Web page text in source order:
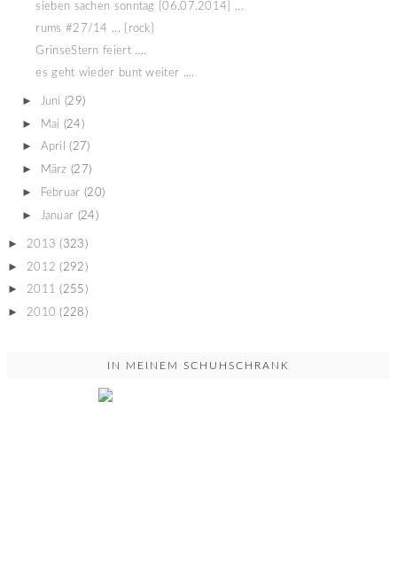
sieben sachen sonntag {06.07.2014} ...
rums #27/14 ... {rock}
GrinseStern feiert ....
es geht wieder bunt weiter ....
► Juni (29)
► Mai (24)
► April (27)
► März (27)
► Februar (20)
► Januar (24)
► 2013 (323)
► 2012 (292)
► 2011 (255)
► 2010 (228)
IN MEINEM SCHUHSCHRANK